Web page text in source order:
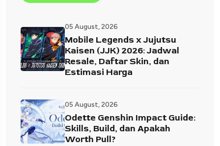
05 August, 2026
Mobile Legends x Jujutsu
Kaisen (JJK) 2026: Jadwal
Resale, Daftar Skin, dan
Estimasi Harga
05 August, 2026
Odette Genshin Impact Guide:
Skills, Build, dan Apakah
Worth Pull?